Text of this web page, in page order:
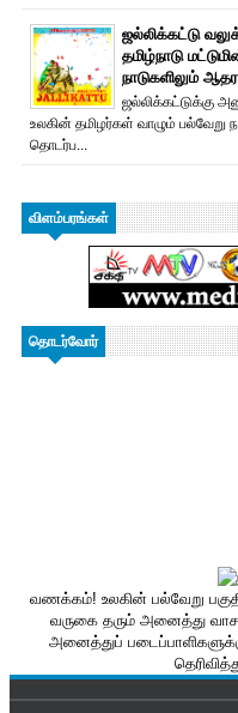
ஜல்லிக்கட்டு
தமிழ்நாடு
நாடுகளிலும்
ஜல்லிக்கட்டுக்கு
உலகின் தமிழர்கள் வாழும் பல்வேறு
தொடர்ப...
விளம்பரங்கள்
தொடர்வோர்
வணக்கம்! உலகின் பல்வேறு
வருகை தரும் அனைத்து
அனைத்துப்